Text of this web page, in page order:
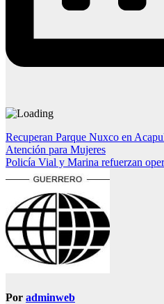
Navegación
de
entradas
Recuperan Parque Nuxco en
Atención para Mujeres
Policía Vial y Marina refuerzan
Por adminweb